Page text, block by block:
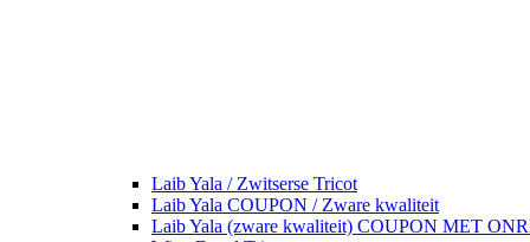
Laib Yala / Zwitserse Tricot
Laib Yala COUPON / Zware kwaliteit
Laib Yala (zware kwaliteit) COUPON MET